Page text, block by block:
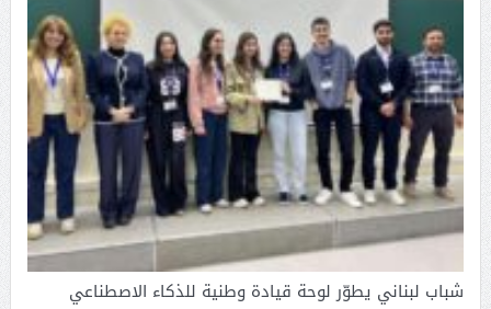
شباب لبناني يطوّر لوحة قيادة وطنية للذكاء الاصطناعي